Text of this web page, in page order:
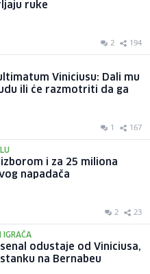
ruke
2 194
Viniciusu: Dali mu
ili će razmotriti da ga
1 167
i za 25 miliona
napadača
2 23
IGRAČA
odustaje od Viniciusa,
na Bernabeu